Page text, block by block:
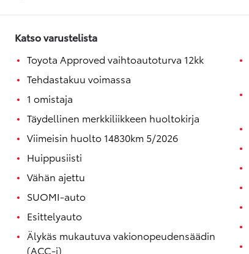
Katso varustelista
Toyota Approved vaihtoautoturva 12kk
Tehdastakuu voimassa
1 omistaja
Täydellinen merkkiliikkeen huoltokirja
Viimeisin huolto 14830km 5/2026
Huippusiisti
Vähän ajettu
SUOMI-auto
Esittelyauto
Älykäs mukautuva vakionopeudensäädin
(ACC-i)